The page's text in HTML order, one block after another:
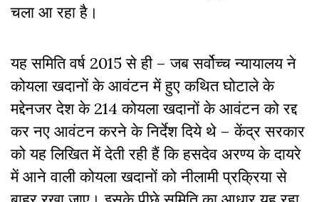
चला आ रहा है।
यह समिति वर्ष 2015 से ही – जब सर्वोच्च न्यायालय ने
कोयला खदानों के आवंटन में हुए कथित घोटाले के
मद्देनजर देश के 214 कोयला खदानों के आवंटन को रद्द
कर नए आवंटन करने के निर्देश दिये थे – केंद्र सरकार
को यह लिखित में देती रही हैं कि हसदेव अरण्य के दायरे
में आने वाली कोयला खदानों को नीलामी प्रक्रिया से